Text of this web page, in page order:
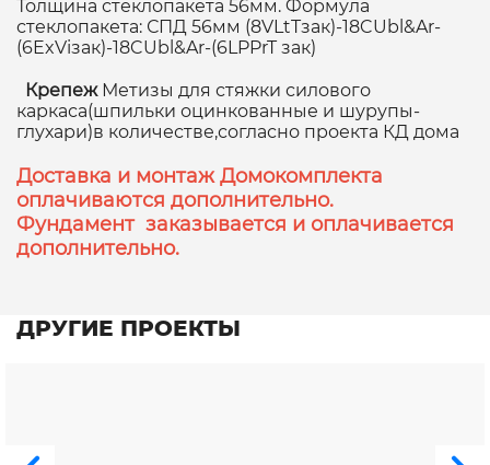
Толщина стеклопакета 56мм. Формула
стеклопакета: СПД 56мм (8VLtTзак)-18CUbl&Ar-
(6ExViзак)-18CUbl&Ar-(6LPPrT зак)
Крепеж Метизы для стяжки силового
каркаса(шпильки оцинкованные и шурупы-
глухари)в количестве,согласно проекта КД дома
Доставка и монтаж Домокомплекта
оплачиваются дополнительно.
Фундамент заказывается и оплачивается
дополнительно.
ДРУГИЕ ПРОЕКТЫ